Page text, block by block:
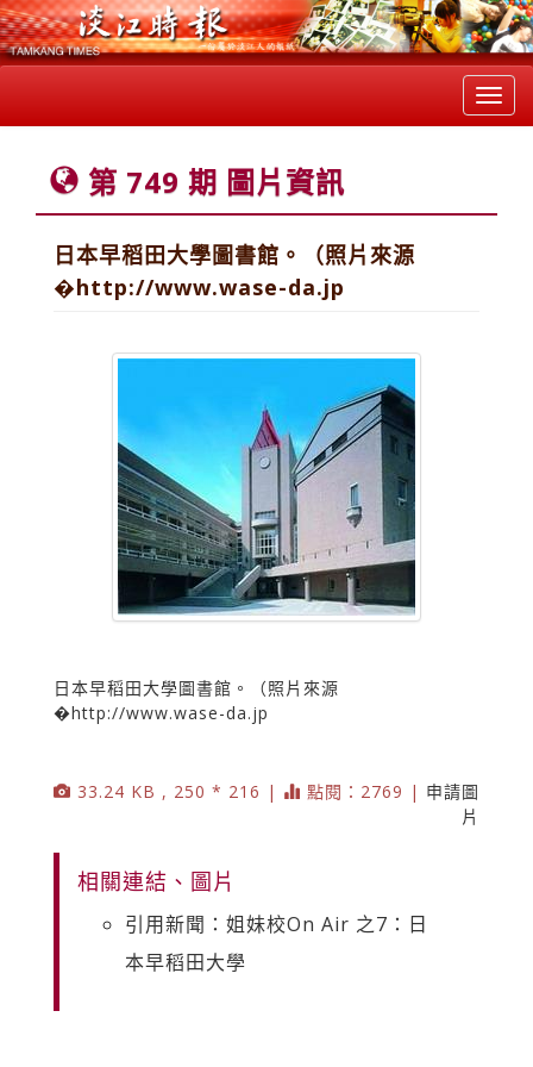
第 749 期 圖片資訊
日本早稻田大學圖書館。（照片來源
�http://www.wase-da.jp
日本早稻田大學圖書館。（照片來源
�http://www.wase-da.jp
33.24 KB , 250 * 216 | 點閱：2769 | 申請圖
片
相關連結、圖片
引用新聞：姐妹校On Air 之7：日
本早稻田大學